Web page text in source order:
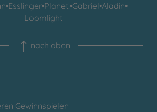
•Esslinger•Planet!•Gabriel•Aladin•
Loomlight
nach oben
Gewinnspielen